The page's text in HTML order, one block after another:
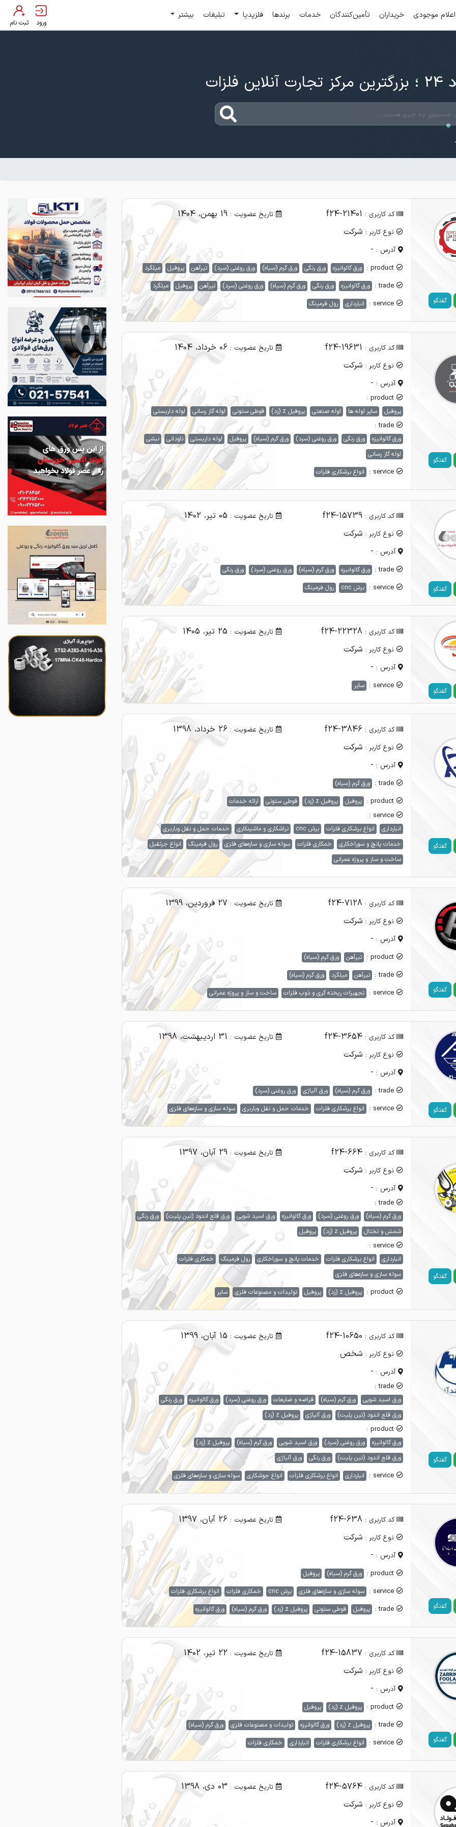
اعلام موجودی خریداران تأمین‌کنندگان خدمات برندها فلزپدیا تبلیغات بیشتر
ورود ثبت نام
فلزات
گفتگو
کد کاربری : f24-21401 تاریخ عضویت : 19 بهمن، 1404
نوع کاربر : شرکت
آدرس : -
product : ورق گالوانیزه ورق رنگی ورق گرم (سیاه) ورق روغنی (سرد) تیرآهن پروفیل میلگرد
trade : ورق گالوانیزه ورق رنگی ورق گرم (سیاه) ورق روغنی (سرد) تیرآهن پروفیل میلگرد
service : انبارداری رول فرمینگ
گفتگو
کد کاربری : f24-19631 تاریخ عضویت : 06 خرداد، 1404
نوع کاربر : شرکت
آدرس : -
product :
پروفیل سایر لوله ها لوله صنعتی پروفیل z (زد) قوطی ستونی لوله گاز رسانی لوله داربستی
trade :
ورق گالوانیزه ورق رنگی ورق روغنی (سرد) ورق گرم (سیاه) پروفیل لوله داربستی ناودانی
نبشی
لوله گاز رسانی
service : انواع برشکاری فلزات
گفتگو
کد کاربری : f24-15739 تاریخ عضویت : 05 تیر، 1402
نوع کاربر : شرکت
آدرس : -
trade : ورق گالوانیزه ورق گرم (سیاه) ورق روغنی (سرد) ورق رنگی
service : برش cnc رول فرمینگ
گفتگو
کد کاربری : f24-22328 تاریخ عضویت : 25 تیر، 1405
نوع کاربر : شرکت
آدرس : -
service : سایر
گفتگو
کد کاربری : f24-3846 تاریخ عضویت : 26 خرداد، 1398
نوع کاربر : شرکت
آدرس : -
trade : ورق گرم (سیاه)
product : پروفیل پروفیل z (زد) قوطی ستونی ارائه خدمات
service :
انبارداری انواع برشکاری فلزات برش cnc تراشکاری و ماشینکاری
خدمات حمل و نقل وباربری
خدمات پانچ و سوراخکاری
خمکاری فلزات سوله سازی و سازه‌های فلزی رول فرمینگ
انواع جرثقیل
ساخت و ساز و پروژه عمرانی
گفتگو
کد کاربری : f24-7128 تاریخ عضویت : 27 فروردین، 1399
نوع کاربر : شرکت
آدرس : -
product : تیرآهن ورق گرم (سیاه)
trade : تیرآهن میلگرد ورق گرم (سیاه)
service : تجهیزات ریخته گری و ذوب فلزات ساخت و ساز و پروژه عمرانی
گفتگو
کد کاربری : f24-3654 تاریخ عضویت : 31 اردیبهشت، 1398
نوع کاربر : شرکت
آدرس : -
trade : ورق گرم (سیاه) ورق آلیاژی ورق روغنی (سرد)
service : انواع برشکاری فلزات خدمات حمل و نقل وباربری سوله سازی و سازه‌های فلزی
گفتگو
کد کاربری : f24-664 تاریخ عضویت : 29 آبان، 1397
نوع کاربر : شرکت
آدرس : -
trade :
ورق گرم (سیاه) ورق روغنی (سرد) ورق گالوانیزه ورق اسید شویی ورق قلع اندود (تین پلیت)
ورق رنگی
شمش و تختال
پروفیل z (زد) پروفیل
service :
انبارداری انواع برشکاری فلزات خدمات پانچ و سوراخکاری رول فرمینگ
خمکاری فلزات
سوله سازی و سازه‌های فلزی
product : پروفیل z (زد) پروفیل تولیدات و مصنوعات فلزی سایر
گفتگو
کد کاربری : f24-10650 تاریخ عضویت : 15 آبان، 1399
نوع کاربر : شخص
آدرس : -
trade :
ورق اسید شویی ورق گرم (سیاه) قراضه و ضایعات ورق روغنی (سرد) ورق گالوانیزه
ورق رنگی
ورق قلع اندود (تین پلیت)
ورق آلیاژی پروفیل z (زد)
product :
ورق گالوانیزه ورق روغنی (سرد) ورق اسید شویی ورق گرم (سیاه)
پروفیل z (زد)
ورق قلع اندود (تین پلیت)
ورق رنگی ورق آلیاژی
service : انبارداری انواع برشکاری فلزات انواع جوشکاری سوله سازی و سازه‌های فلزی
گفتگو
کد کاربری : f24-638 تاریخ عضویت : 26 آبان، 1397
نوع کاربر : شرکت
آدرس : -
product : ورق گرم (سیاه) پروفیل
service : سوله سازی و سازه‌های فلزی برش cnc خمکاری فلزات انواع برشکاری فلزات
trade : پروفیل قوطی ستونی پروفیل z (زد) ورق گرم (سیاه) ورق گالوانیزه
گفتگو
کد کاربری : f24-15837 تاریخ عضویت : 22 تیر، 1402
نوع کاربر : شرکت
آدرس : -
product : پروفیل z (زد) پروفیل
trade : پروفیل z (زد) ورق گالوانیزه تولیدات و مصنوعات فلزی ورق گرم (سیاه)
service : انواع برشکاری فلزات انبارداری خمکاری فلزات
کد کاربری : f24-5764 تاریخ عضویت : 03 دی، 1398
نوع کاربر : شرکت
آدرس : -